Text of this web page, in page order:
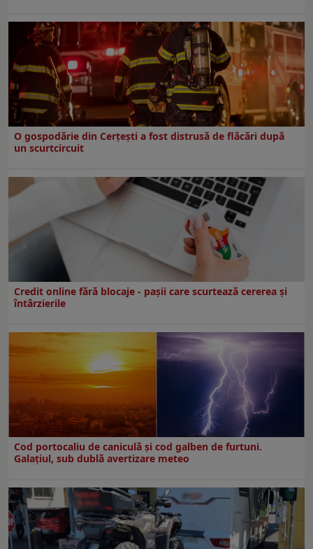
O gospodărie din Cerțești a fost distrusă de flăcări după
un scurtcircuit
Credit online fără blocaje - pașii care scurtează cererea și
întârzierile
Cod portocaliu de caniculă și cod galben de furtuni.
Galațiul, sub dublă avertizare meteo